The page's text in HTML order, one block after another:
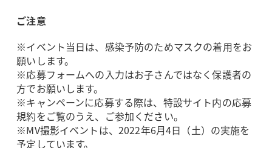
ご注意
※イベント当日は、感染予防のためマスクの着用をお
願いします。
※応募フォームへの入力はお子さんではなく保護者の
方でお願いします。
※キャンペーンに応募する際は、特設サイト内の応募
規約をご覧のうえ、ご参加ください。
※MV撮影イベントは、2022年6月4日（土）の実施を
予定しています。